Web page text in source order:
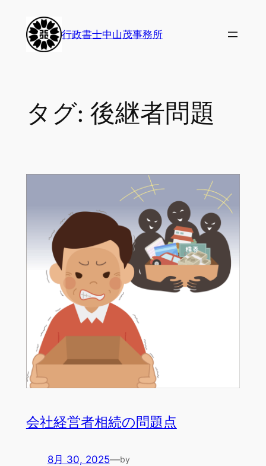
行政書士中山茂事務所
タグ: 後継者問題
会社経営者相続の問題点
8月 30, 2025—by